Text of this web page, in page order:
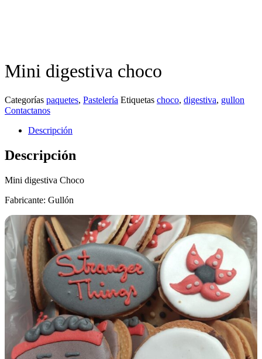
Mini digestiva choco
Categorías paquetes, Pastelería Etiquetas choco, digestiva, gullon
Contactanos
Descripción
Descripción
Mini digestiva Choco
Fabricante: Gullón